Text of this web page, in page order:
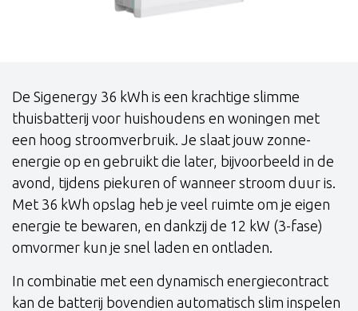
De Sigenergy 36 kWh is een krachtige slimme
thuisbatterij voor huishoudens en woningen met
een hoog stroomverbruik. Je slaat jouw zonne-
energie op en gebruikt die later, bijvoorbeeld in de
avond, tijdens piekuren of wanneer stroom duur is.
Met 36 kWh opslag heb je veel ruimte om je eigen
energie te bewaren, en dankzij de 12 kW (3-fase)
omvormer kun je snel laden en ontladen.
In combinatie met een dynamisch energiecontract
kan de batterij bovendien automatisch slim inspelen